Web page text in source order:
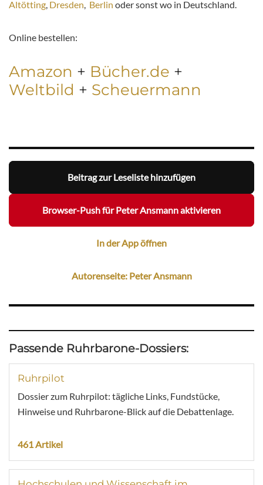
Altötting, Dresden, Berlin oder sonst wo in Deutschland.
Online bestellen:
Amazon + Bücher.de +
Weltbild + Scheuermann
Beitrag zur Leseliste hinzufügen
Browser-Push für Peter Ansmann aktivieren
In der App öffnen
Autorenseite: Peter Ansmann
Passende Ruhrbarone-Dossiers:
Ruhrpilot
Dossier zum Ruhrpilot: tägliche Links, Fundstücke,
Hinweise und Ruhrbarone-Blick auf die Debattenlage.
461 Artikel